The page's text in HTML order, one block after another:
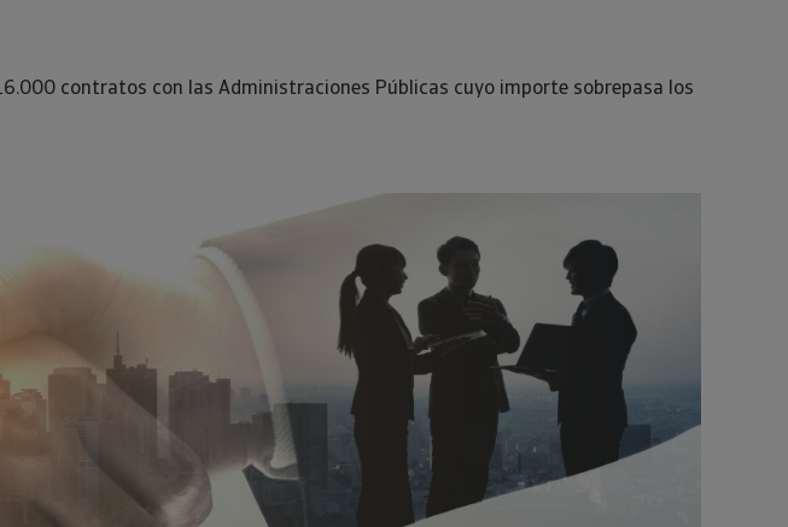
contratos con las Administraciones Públicas cuyo importe sobrepasa los